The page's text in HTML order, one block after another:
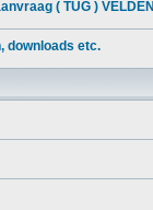
( TUG )
downloads etc.